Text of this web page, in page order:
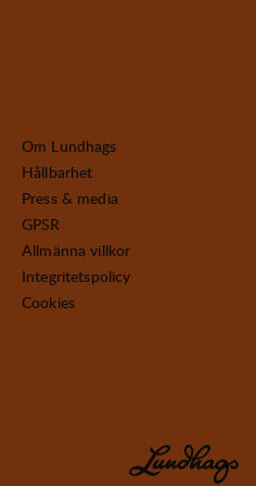
Om Lundhags
Hållbarhet
Press & media
GPSR
Allmänna villkor
Integritetspolicy
Cookies